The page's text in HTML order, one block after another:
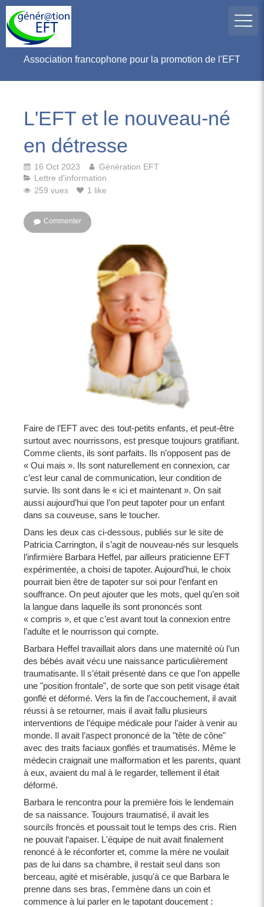
Association francophone pour la promotion de l'EFT
L'EFT et le nouveau-né
en détresse
16 Oct 2023
Génération EFT
Lettre d'information
259 vues
1 like
Commenter
Faire de l’EFT avec des tout-petits enfants, et peut-être
surtout avec nourrissons, est presque toujours gratifiant.
Comme clients, ils sont parfaits. Ils n’opposent pas de
« Oui mais ». Ils sont naturellement en connexion, car
c’est leur canal de communication, leur condition de
survie. Ils sont dans le « ici et maintenant ». On sait
aussi aujourd’hui que l’on peut tapoter pour un enfant
dans sa couveuse, sans le toucher.
Dans les deux cas ci-dessous, publiés sur le site de
Patricia Carrington, il s’agit de nouveau-nés sur lesquels
l’infirmière Barbara Heffel, par ailleurs praticienne EFT
expérimentée, a choisi de tapoter. Aujourd’hui, le choix
pourrait bien être de tapoter sur soi pour l’enfant en
souffrance. On peut ajouter que les mots, quel qu’en soit
la langue dans laquelle ils sont prononcés sont
« compris », et que c’est avant tout la connexion entre
l’adulte et le nourrisson qui compte.
Barbara Heffel travaillait alors dans une maternité où l’un
des bébés avait vécu une naissance particulièrement
traumatisante. Il s’était présenté dans ce que l'on appelle
une "position frontale", de sorte que son petit visage était
gonflé et déformé. Vers la fin de l'accouchement, il avait
réussi à se retourner, mais il avait fallu plusieurs
interventions de l’équipe médicale pour l’aider à venir au
monde. Il avait l’aspect prononcé de la "tête de cône"
avec des traits faciaux gonflés et traumatisés. Même le
médecin craignait une malformation et les parents, quant
à eux, avaient du mal à le regarder, tellement il était
déformé.
Barbara le rencontra pour la première fois le lendemain
de sa naissance. Toujours traumatisé, il avait les
sourcils froncés et poussait tout le temps des cris. Rien
ne pouvait l‘apaiser. L'équipe de nuit avait finalement
renoncé à le réconforter et, comme la mère ne voulait
pas de lui dans sa chambre, il restait seul dans son
berceau, agité et misérable, jusqu'à ce que Barbara le
prenne dans ses bras, l'emmène dans un coin et
commence à lui parler en le tapotant doucement :